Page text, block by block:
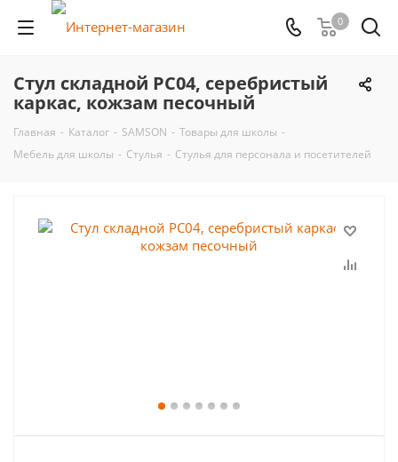
0
Стул складной РС04, серебристый
каркас, кожзам песочный
Главная - Каталог - SAMSON - Товары для школы -
Мебель для школы - Стулья - Стулья для персонала и посетителей